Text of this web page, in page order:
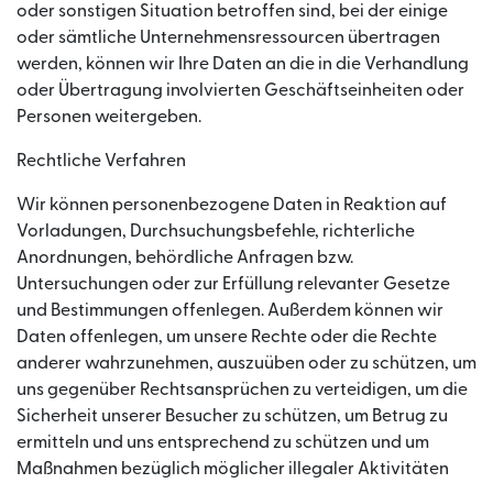
oder sonstigen Situation betroffen sind, bei der einige
oder sämtliche Unternehmensressourcen übertragen
werden, können wir Ihre Daten an die in die Verhandlung
oder Übertragung involvierten Geschäftseinheiten oder
Personen weitergeben.
Rechtliche Verfahren
Wir können personenbezogene Daten in Reaktion auf
Vorladungen, Durchsuchungsbefehle, richterliche
Anordnungen, behördliche Anfragen bzw.
Untersuchungen oder zur Erfüllung relevanter Gesetze
und Bestimmungen offenlegen. Außerdem können wir
Daten offenlegen, um unsere Rechte oder die Rechte
anderer wahrzunehmen, auszuüben oder zu schützen, um
uns gegenüber Rechtsansprüchen zu verteidigen, um die
Sicherheit unserer Besucher zu schützen, um Betrug zu
ermitteln und uns entsprechend zu schützen und um
Maßnahmen bezüglich möglicher illegaler Aktivitäten